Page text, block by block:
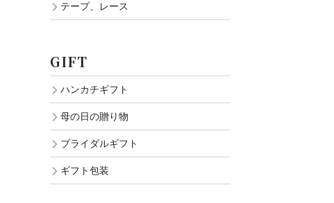
テープ、レース
GIFT
ハンカチギフト
母の日の贈り物
ブライダルギフト
ギフト包装